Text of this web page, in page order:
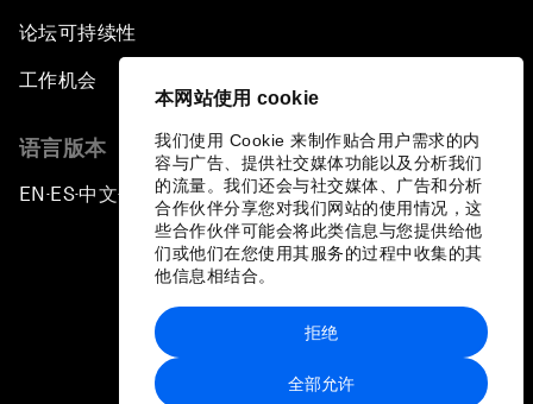
本网站使用 cookie
我们使用 Cookie 来制作贴合用户需求的内
容与广告、提供社交媒体功能以及分析我们
的流量。我们还会与社交媒体、广告和分析
合作伙伴分享您对我们网站的使用情况，这
些合作伙伴可能会将此类信息与您提供给他
们或他们在您使用其服务的过程中收集的其
他信息相结合。
全部允许
拒绝
论坛可持续性
工作机会
语言版本
EN ▪ES▪中文▪ 日本語
站点地图